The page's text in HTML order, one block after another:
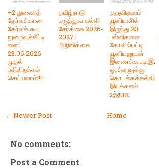
+2 துணைத்
தேர்வுக்கான
தேர்வுக் கூட
நுழைவுச்சீட்டி
னை
23.06.2026
முதல்
பதிவிறக்கம்
செய்யலாம்!!!
தமிழ்நாடு
மருத்துவ கல்வி
சேர்க்கை 2026-
2027 |
அறிவிக்கை
குருவிகுளம்
யூனியனில்
இருந்து 23
பள்ளிகளை
கோவில்பட்டி
யூனியனுடன்
இணைக்க...டி.இ.
ஓ.,க்களுக்கு
தொடக்கக்கல்வி
இயக்ககம்
உத்தரவு
← Newer Post Home
No comments:
Post a Comment